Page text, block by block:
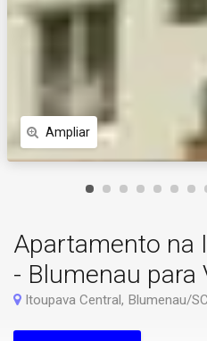
Ampliar
Apartamento na
- Blumenau para
Itoupava Central, Blumenau/SC